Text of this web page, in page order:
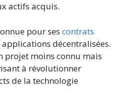
actifs acquis.
pour ses contrats
applications décentralisées.
projet moins connu mais
à révolutionner
de la technologie